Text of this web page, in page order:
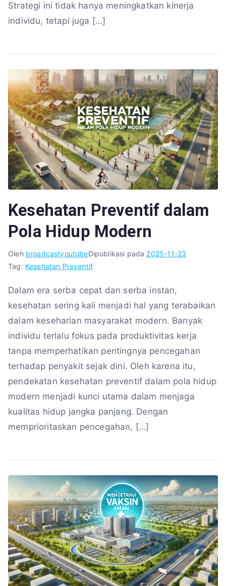
Strategi ini tidak hanya meningkatkan kinerja
individu, tetapi juga […]
Kesehatan Preventif dalam
Pola Hidup Modern
Oleh broadcastyoutubeDipublikasi pada 2025-11-23
Tag: Kesehatan Preventif
Dalam era serba cepat dan serba instan,
kesehatan sering kali menjadi hal yang terabaikan
dalam keseharian masyarakat modern. Banyak
individu terlalu fokus pada produktivitas kerja
tanpa memperhatikan pentingnya pencegahan
terhadap penyakit sejak dini. Oleh karena itu,
pendekatan kesehatan preventif dalam pola hidup
modern menjadi kunci utama dalam menjaga
kualitas hidup jangka panjang. Dengan
memprioritaskan pencegahan, […]